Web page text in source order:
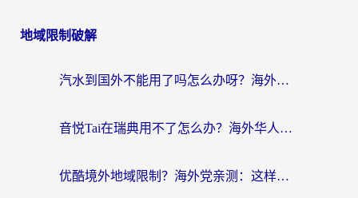
地域限制破解
汽水到国外不能用了吗怎么办呀？海外党追剧看片的救星在这里！
音悦Tai在瑞典用不了怎么办？海外华人追剧听歌的实用指南
优酷境外地域限制？海外党亲测：这样看国内剧再也不卡（附3个实用场景解决）